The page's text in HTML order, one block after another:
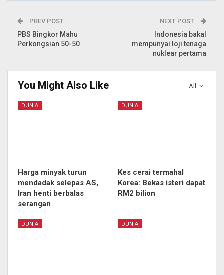
PREV POST
PBS Bingkor Mahu
Perkongsian 50-50
NEXT POST
Indonesia bakal
mempunyai loji tenaga
nuklear pertama
All
You Might Also Like
DUNIA
Harga minyak turun
mendadak selepas AS,
Iran henti berbalas
serangan
DUNIA
Kes cerai termahal
Korea: Bekas isteri dapat
RM2 bilion
DUNIA DUNIA